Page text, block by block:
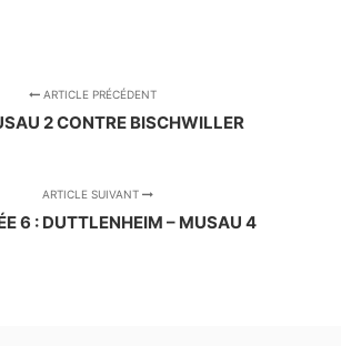
ARTICLE PRÉCÉDENT
2 CONTRE BISCHWILLER
ARTICLE SUIVANT
6 : DUTTLENHEIM – MUSAU 4